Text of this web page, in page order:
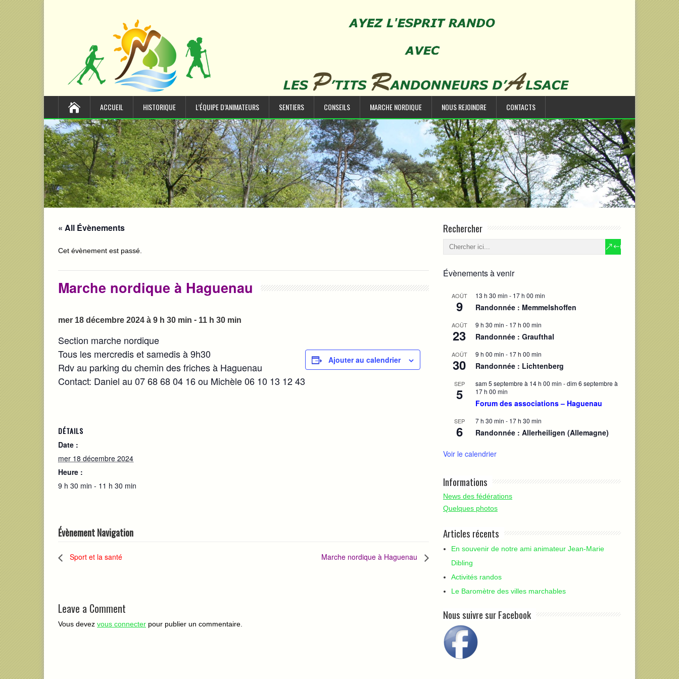
ACCUEIL HISTORIQUE L’ÉQUIPE D’ANIMATEURS SENTIERS CONSEILS MARCHE NORDIQUE NOUS REJOINDRE CONTACTS
« All Évènements
Cet évènement est passé.
Marche nordique à Haguenau
mer 18 décembre 2024 à 9 h 30 min - 11 h 30 min
Section marche nordique
Tous les mercredis et samedis à 9h30
Rdv au parking du chemin des friches à Haguenau
Contact: Daniel au 07 68 68 04 16 ou Michèle 06 10 13 12 43
Ajouter au calendrier
DÉTAILS
Date :
mer 18 décembre 2024
Heure :
9 h 30 min - 11 h 30 min
Évènement Navigation
Sport et la santé Marche nordique à Haguenau
Leave a Comment
Vous devez vous connecter pour publier un commentaire.
Rechercher
Évènements à venir
AOÛT
9
13 h 30 min - 17 h 00 min
Randonnée : Memmelshoffen
AOÛT
23
9 h 30 min - 17 h 00 min
Randonnée : Graufthal
AOÛT
30
9 h 00 min - 17 h 00 min
Randonnée : Lichtenberg
SEP
5
sam 5 septembre à 14 h 00 min -dim 6 septembre à
17 h 00 min
Forum des associations – Haguenau
SEP
6
7 h 30 min - 17 h 30 min
Randonnée : Allerheiligen (Allemagne)
Voir le calendrier
Informations
News des fédérations
Quelques photos
Articles récents
En souvenir de notre ami animateur Jean-Marie
Dibling
Activités randos
Le Baromètre des villes marchables
Nous suivre sur Facebook